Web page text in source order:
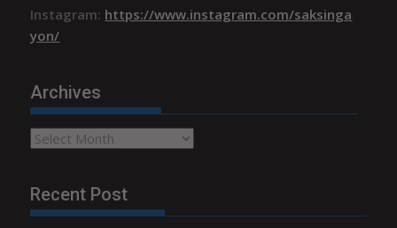
Instagram: https://www.instagram.com/saksinga
yon/
Archives
Archives
Recent Post